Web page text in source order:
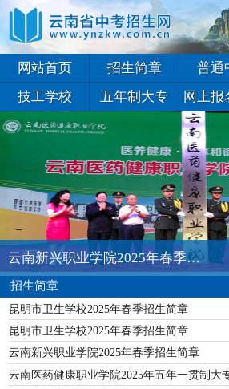
网站首页 招生简章 普通
技工学校
五年制大专 网上报
云南新兴职业学院2025年春季招生简章
招生简章
昆明市卫生学校2025年春季招生简章
昆明市卫生学校2025年春季招生简章
云南新兴职业学院2025年春季招生简章
云南医药健康职业学院2025年五年一贯制大